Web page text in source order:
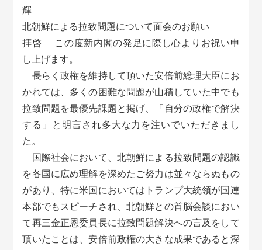
輝
北朝鮮による拉致問題について面会のお願い
拝啓 この度新内閣の発足に際し心よりお祝い申
し上げます。
長らく政権を維持して頂いた安倍前総理大臣にお
かれては、多くの困難な問題が山積していた中でも
拉致問題を最優先課題と掲げ、「自分の政権で解決
する」と明言され多大な力を注いでいただきまし
た。
国際社会において、北朝鮮による拉致問題の認識
を各国に広め理解を深めたご努力は並々ならぬもの
があり、特に米国においてはトランプ大統領が国連
本部でもスピーチされ、北朝鮮との首脳会談におい
て再三金正恩委員長に拉致問題解決への言及をして
頂いたことは、安倍前政権の大きな成果であると深